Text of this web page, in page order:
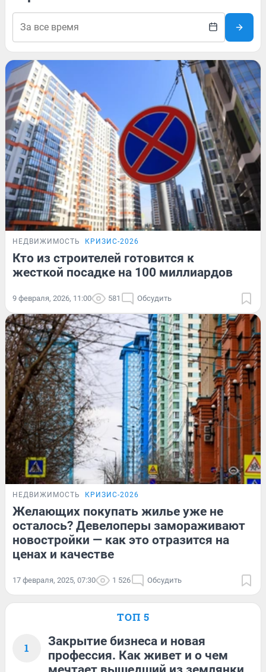
НЕДВИЖИМОСТЬ КРИЗИС-2026
Кто из строителей готовится к
жесткой посадке на 100 миллиардов
9 февраля, 2026, 11:00 581 Обсудить
НЕДВИЖИМОСТЬ КРИЗИС-2026
Желающих покупать жилье уже не
осталось? Девелоперы замораживают
новостройки — как это отразится на
ценах и качестве
17 февраля, 2025, 07:30 1 526 Обсудить
ТОП 5
1
Закрытие бизнеса и новая
профессия. Как живет и о чем